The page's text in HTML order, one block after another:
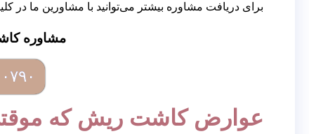
برای دریافت مشاوره بیشتر می‌توانید با مشاورین ما در
مشاوره
عوارض کاشت ریش که